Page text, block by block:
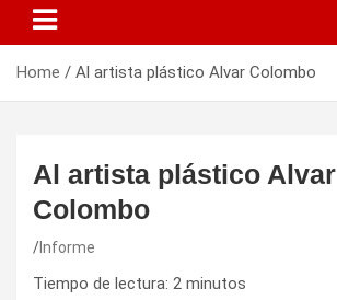
Home Al artista plástico Alvar Colombo
Al artista plástico Alvar
Colombo
Informe
Tiempo de lectura: 2 minutos